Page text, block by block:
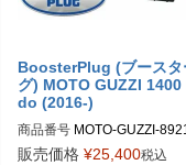
BoosterPlug (ブースタ
グ) MOTO GUZZI
do (2016-)
商品番号 MOTO-GUZZI-
BSP-TYPE-Q
販売価格 ¥25,400税込